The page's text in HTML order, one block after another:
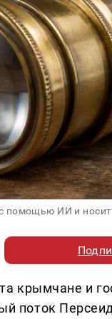
помощью ИИ и
крымчане и
поток